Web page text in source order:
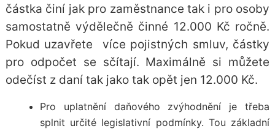
částka činí jak pro zaměstnance tak i pro osoby
samostatně výdělečně činné 12.000 Kč ročně.
Pokud uzavřete více pojistných smluv, částky
pro odpočet se sčítají. Maximálně si můžete
odečíst z daní tak jako tak opět jen 12.000 Kč.
Pro uplatnění daňového zvýhodnění je třeba
splnit určité legislativní podmínky. Tou základní